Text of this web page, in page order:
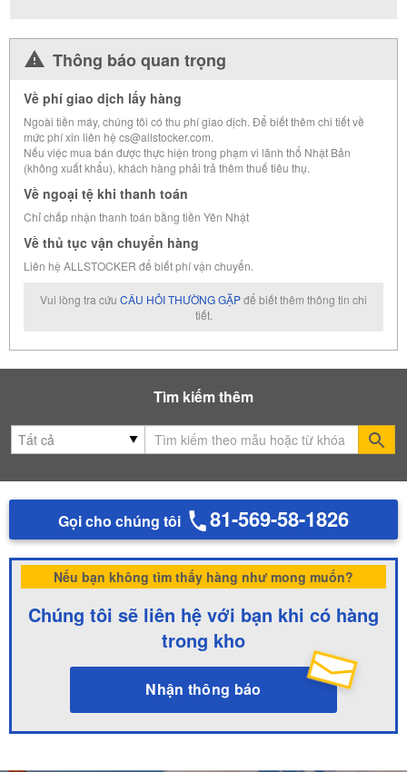
Thông báo quan trọng
Về phí giao dịch lấy hàng
Ngoài tiền máy, chúng tôi có thu phí giao dịch. Để biết thêm chi tiết về
mức phí xin liên hệ cs@allstocker.com.
Nếu việc mua bán được thực hiện trong phạm vi lãnh thổ Nhật Bản
(không xuất khẩu), khách hàng phải trả thêm thuế tiêu thụ.
Về ngoại tệ khi thanh toán
Chỉ chấp nhận thanh toán bằng tiền Yên Nhật
Về thủ tục vận chuyển hàng
Liên hệ ALLSTOCKER để biết phí vận chuyển.
Vui lòng tra cứu CÂU HỎI THƯỜNG GẶPđể biết thêm thông tin chi
tiết.
Tìm kiếm thêm
Gọi cho chúng tôi 81-569-58-1826
Nếu bạn không tìm thấy hàng như mong muốn?
Chúng tôi sẽ liên hệ với bạn khi có hàng
trong kho
Nhận thông báo